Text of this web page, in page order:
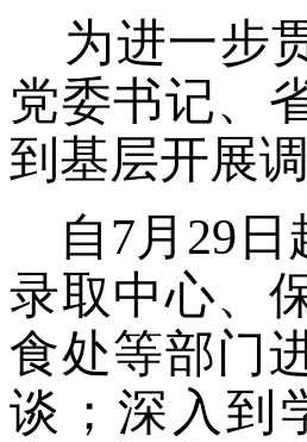
为进一步
党委书记、
到基层开展
自7月29
录取中心、
食处等部门
谈；深入到